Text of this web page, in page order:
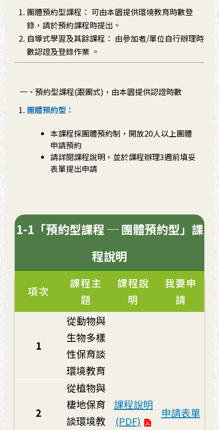
團體預約型課程： 可由本園提供環境教育時數登
錄，請於預約課程時提出。
自導式學習及其餘課程： 由參加者/單位自行辦理時
數認證及登錄作業 。
一、預約型課程(跟團式)，由本園提供認證時數
團體預約型：
本課程採團體預約制，開放20人以上團體
申請預約
請詳閱課程說明，並於課程辦理3週前填妥
表單提出申請
項次
課程主
題
課程說
明
我要申
請
1-1「預約型課程 ─ 團體預約型」課
程說明
1
從動物與
生物多樣
性保育談
環境教育
課程說明
(PDF)
申請表單
2
從植物與
棲地保育
談環境教